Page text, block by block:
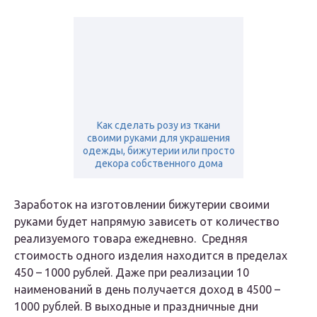
Как сделать розу из ткани
своими руками для украшения
одежды, бижутерии или просто
декора собственного дома
Заработок на изготовлении бижутерии своими
руками будет напрямую зависеть от количество
реализуемого товара ежедневно. Средняя
стоимость одного изделия находится в пределах
450 – 1000 рублей. Даже при реализации 10
наименований в день получается доход в 4500 –
1000 рублей. В выходные и праздничные дни